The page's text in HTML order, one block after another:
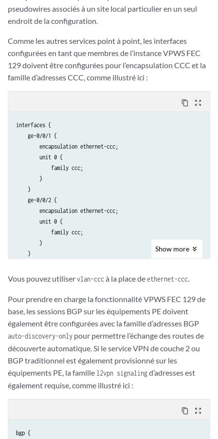
                    target-attachment-identifier 2;
                }
                    target-attachment-identifier 3;
                    community COMM;
                    control-word;
                    encapsulation-type ethernet;
                }
            }
        }
pseudowires associés à un site local particulier en un seul
endroit de la configuration.
Comme les autres services point à point, les interfaces
configurées en tant que membres de l’instance VPWS FEC
129 doivent être configurées pour l’encapsulation CCC et la
famille d’adresses CCC, comme illustré ici :
content_copy zoom_out_map
interfaces {
    ge-0/0/1 {
        encapsulation ethernet-ccc;
        unit 0 {
            family ccc;
        }
    }
    ge-0/0/2 {
        encapsulation ethernet-ccc;
        unit 0 {
            family ccc;
        }
    }
        encapsulation ethernet-ccc;
            family ccc;
        }
Show more
Vous pouvez utiliservlan-cccà la place deethernet-ccc
Pour prendre en charge la fonctionnalité VPWS FEC 129 de
base, les sessions BGP sur les équipements PE doivent
également être configurées avec la famille d’adresses BGP
auto-discovery-only pour permettre l’échange des routes de
découverte automatique. Si le service VPN de couche 2 ou
BGP traditionnel est également provisionné sur les
équipements PE, la famille l2vpn signalingd’adresses est
également requise, comme illustré ici :
content_copy zoom_out_map
bgp {